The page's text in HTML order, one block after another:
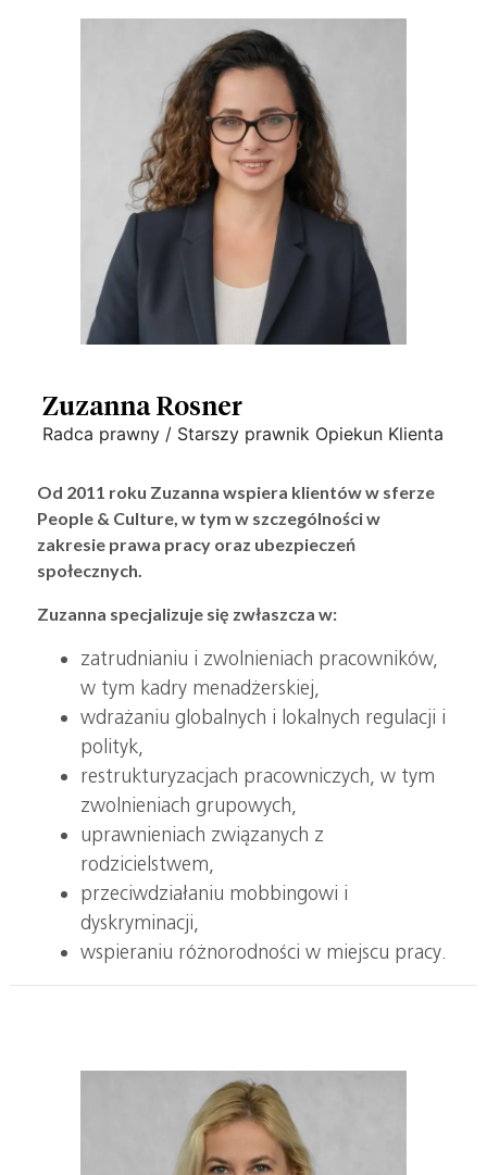
Zuzanna Rosner
Radca prawny / Starszy prawnik Opiekun Klienta
Od 2011 roku Zuzanna wspiera klientów w sferze
People & Culture, w tym w szczególności w
zakresie prawa pracy oraz ubezpieczeń
społecznych.
Zuzanna specjalizuje się zwłaszcza w:
zatrudnianiu i zwolnieniach pracowników,
w tym kadry menadżerskiej,
wdrażaniu globalnych i lokalnych regulacji i
polityk,
restrukturyzacjach pracowniczych, w tym
zwolnieniach grupowych,
uprawnieniach związanych z
rodzicielstwem,
przeciwdziałaniu mobbingowi i
dyskryminacji,
wspieraniu różnorodności w miejscu pracy.